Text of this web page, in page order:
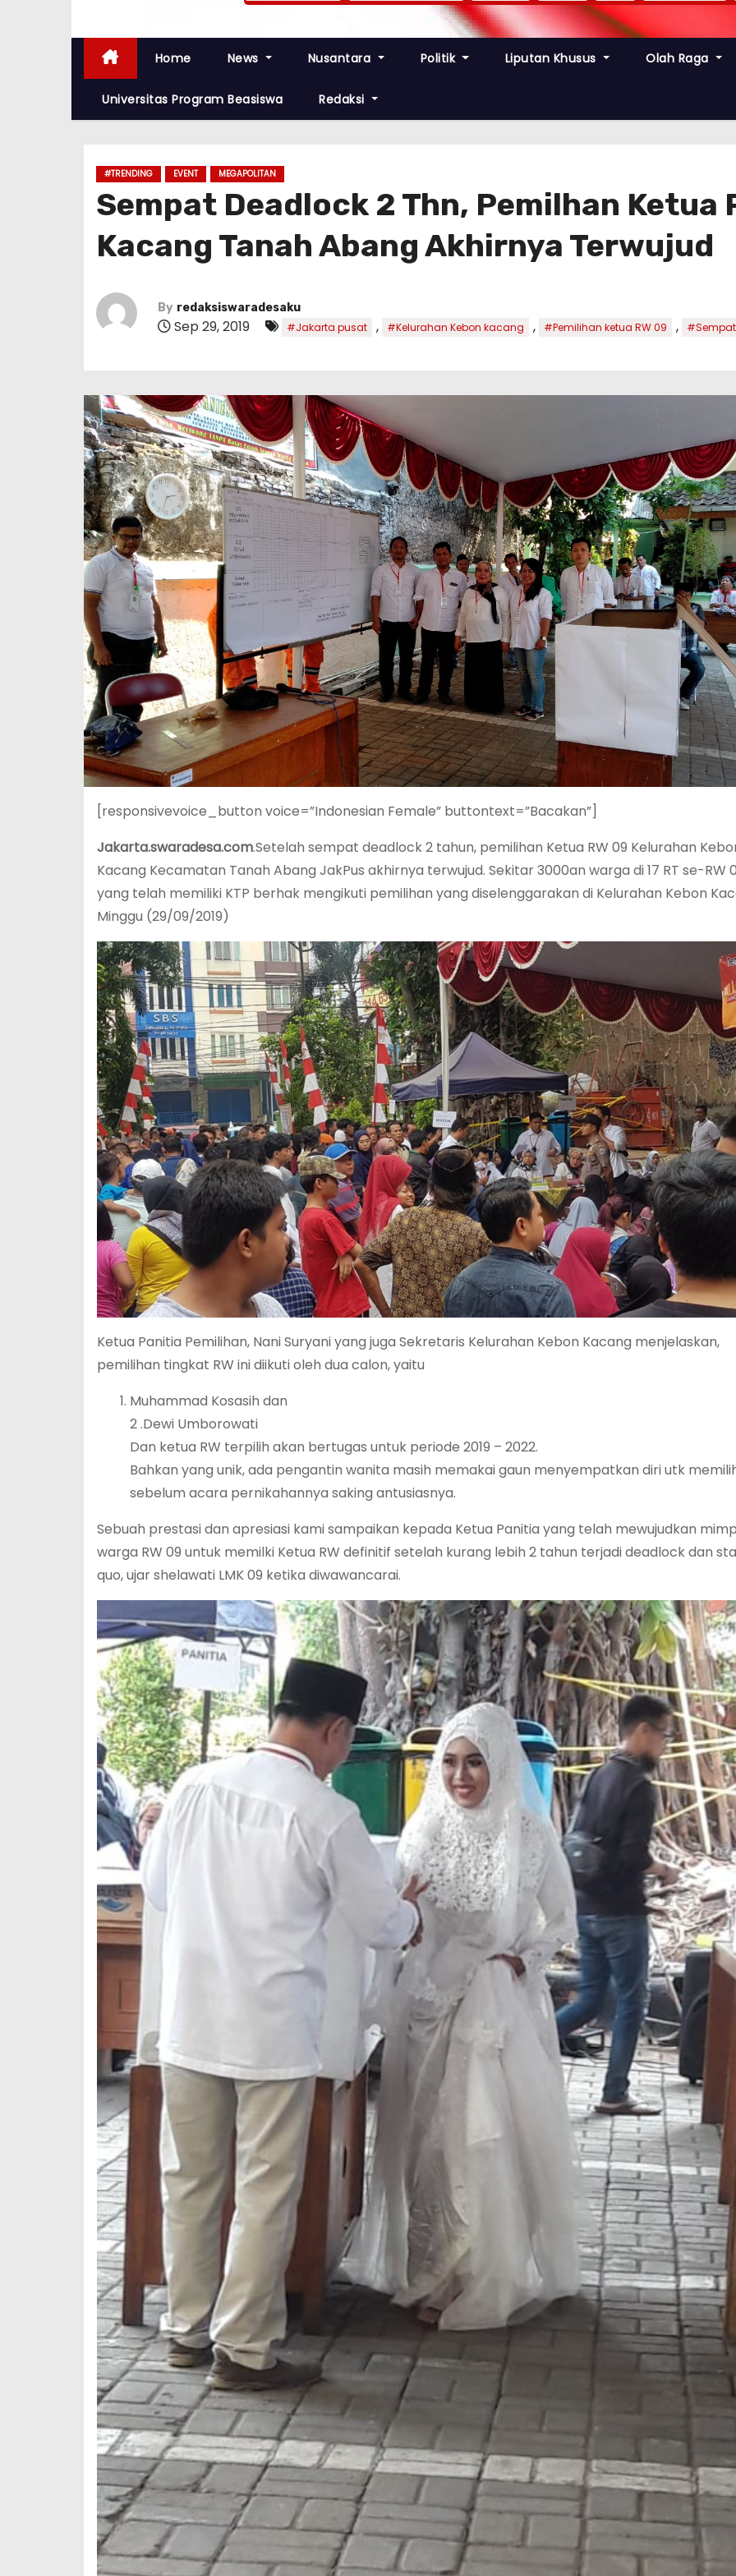
Home News Nusantara Politik Liputan Khusus Olah Raga
Universitas Program Beasiswa Redaksi
#TRENDING EVENT MEGAPOLITAN
Sempat Deadlock 2 Thn, Pemilhan Ketua
Kacang Tanah Abang Akhirnya Terwujud
By redaksiswaradesaku
Sep 29, 2019 #Jakarta pusat , #Kelurahan Kebon kacang , #Pemilihan ketua RW 09 ,
[responsivevoice_button voice=”Indonesian Female” buttontext=”Bacakan”]
Jakarta.swaradesa.com.Setelah sempat deadlock 2 tahun, pemilihan Ketua RW 09 Kelurahan
Kacang Kecamatan Tanah Abang JakPus akhirnya terwujud. Sekitar 3000an warga di 17 RT se-RW
yang telah memiliki KTP berhak mengikuti pemilihan yang diselenggarakan di Kelurahan Kebon
Minggu (29/09/2019)
Ketua Panitia Pemilihan, Nani Suryani yang juga Sekretaris Kelurahan Kebon Kacang menjelaskan,
pemilihan tingkat RW ini diikuti oleh dua calon, yaitu
Muhammad Kosasih dan
2 .Dewi Umborowati
Dan ketua RW terpilih akan bertugas untuk periode 2019 – 2022.
Bahkan yang unik, ada pengantin wanita masih memakai gaun menyempatkan diri utk
sebelum acara pernikahannya saking antusiasnya.
Sebuah prestasi dan apresiasi kami sampaikan kepada Ketua Panitia yang telah mewujudkan
warga RW 09 untuk memilki Ketua RW definitif setelah kurang lebih 2 tahun terjadi deadlock dan
quo, ujar shelawati LMK 09 ketika diwawancarai.